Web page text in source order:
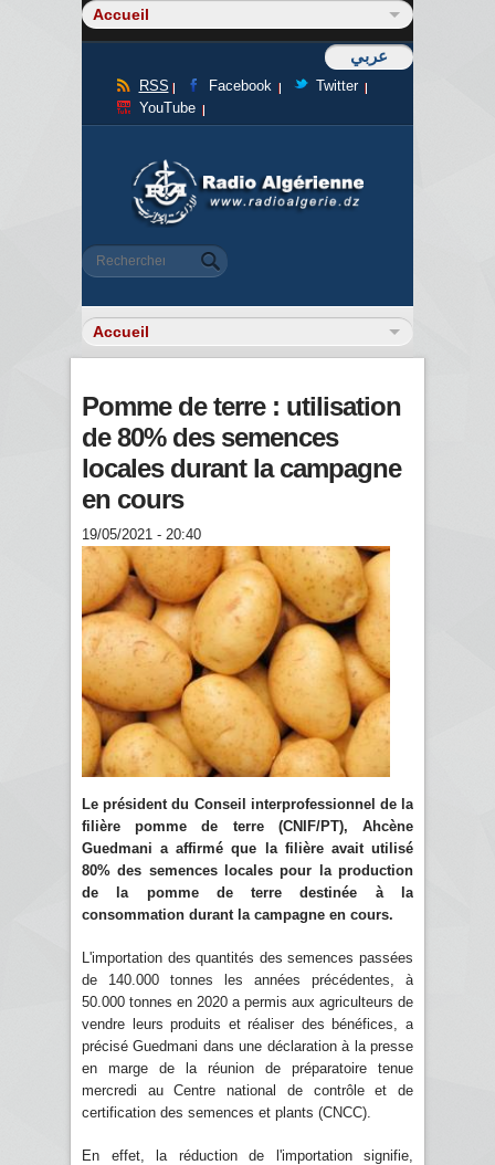
عربي
RSS Facebook
Twitter
YouTube
Formulaire de recherche
Rechercher
Pomme de terre : utilisation
de 80% des semences
locales durant la campagne
en cours
19/05/2021 - 20:40
Le président du Conseil interprofessionnel de la
filière pomme de terre (CNIF/PT), Ahcène
Guedmani a affirmé que la filière avait utilisé
80% des semences locales pour la production
de la pomme de terre destinée à la
consommation durant la campagne en cours.
L'importation des quantités des semences passées
de 140.000 tonnes les années précédentes, à
50.000 tonnes en 2020 a permis aux agriculteurs de
vendre leurs produits et réaliser des bénéfices, a
précisé Guedmani dans une déclaration à la presse
en marge de la réunion de préparatoire tenue
mercredi au Centre national de contrôle et de
certification des semences et plants (CNCC).
En effet, la réduction de l'importation signifie,